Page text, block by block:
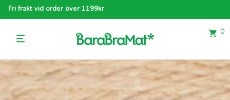
Fri frakt vid order över 1199kr
0